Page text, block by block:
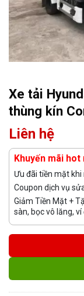
Xe tải
thùng kín
Liên hệ
Khuyến mãi hot
Ưu đãi tiền mặt
Coupon dịch vụ
Giảm Tiền Mặt +
sàn, bọc vô lăng, ví